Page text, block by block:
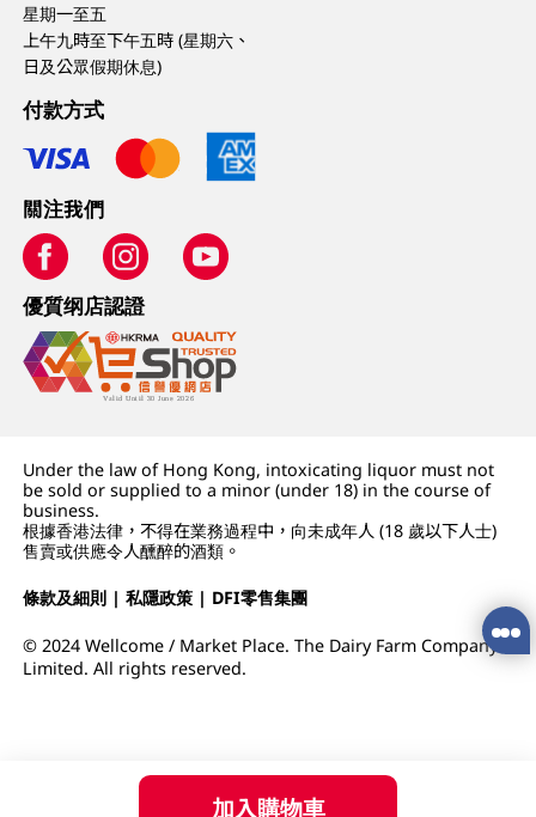
加入購物車
星期一至五
上午九時至下午五時 (星期六、
日及公眾假期休息)
付款方式
關注我們
優質纲店認證
Under the law of Hong Kong, intoxicating liquor must not
be sold or supplied to a minor (under 18) in the course of
business.
根據香港法律，不得在業務過程中，向未成年人 (18 歲以下人士)
售賣或供應令人醺醉的酒類。
條款及細則 |私隱政策 | DFI零售集團
© 2024 Wellcome / Market Place. The Dairy Farm Company
Limited. All rights reserved.